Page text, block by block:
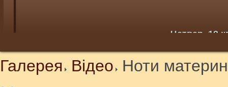
Четвер, 12
Галерея Відео Ноти